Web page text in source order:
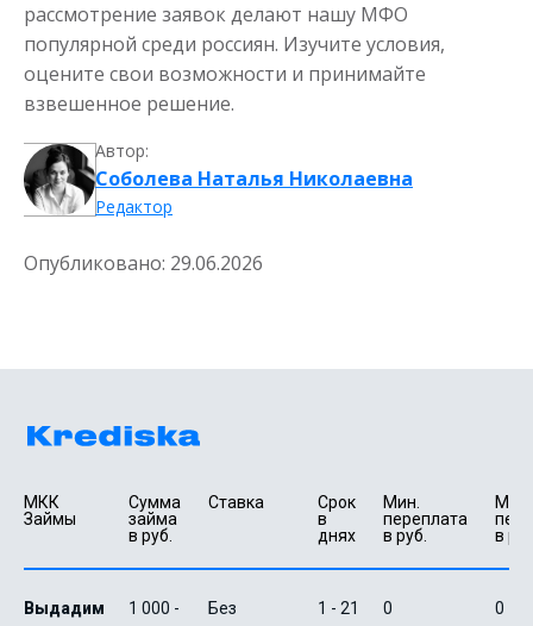
рассмотрение заявок делают нашу МФО
популярной среди россиян. Изучите условия,
оцените свои возможности и принимайте
взвешенное решение.
Автор:
Соболева Наталья Николаевна
Редактор
Опубликовано: 29.06.2026
МКК
Займы
Сумма
займа
в руб.
Ставка
Срок
в
днях
Мин.
переплата
в руб.
в
Выдадим
1 000 -
Без
1 - 21 0 0